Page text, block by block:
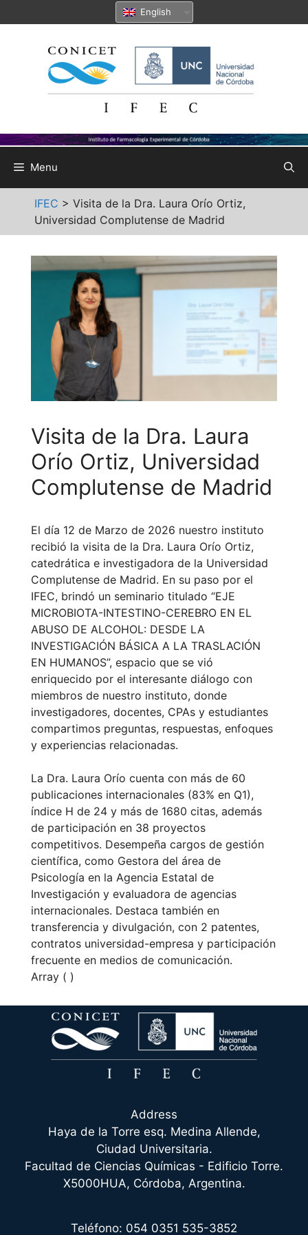
to
English
Menu
IFEC > Visita de la Dra. Laura Orío Ortiz,
Universidad Complutense de Madrid
Visita de la Dra. Laura
Orío Ortiz, Universidad
Complutense de Madrid
El día 12 de Marzo de 2026 nuestro instituto
recibió la visita de la Dra. Laura Orío Ortiz,
catedrática e investigadora de la Universidad
Complutense de Madrid. En su paso por el
IFEC, brindó un seminario titulado “EJE
MICROBIOTA-INTESTINO-CEREBRO EN EL
ABUSO DE ALCOHOL: DESDE LA
INVESTIGACIÓN BÁSICA A LA TRASLACIÓN
EN HUMANOS”, espacio que se vió
enriquecido por el interesante diálogo con
miembros de nuestro instituto, donde
investigadores, docentes, CPAs y estudiantes
compartimos preguntas, respuestas, enfoques
y experiencias relacionadas.
La Dra. Laura Orío cuenta con más de 60
publicaciones internacionales (83% en Q1),
índice H de 24 y más de 1680 citas, además
de participación en 38 proyectos
competitivos. Desempeña cargos de gestión
científica, como Gestora del área de
Psicología en la Agencia Estatal de
Investigación y evaluadora de agencias
internacionales. Destaca también en
transferencia y divulgación, con 2 patentes,
contratos universidad-empresa y participación
frecuente en medios de comunicación.
Array ( )
Address
Haya de la Torre esq. Medina Allende,
Ciudad Universitaria.
Facultad de Ciencias Químicas - Edificio Torre.
X5000HUA, Córdoba, Argentina.
Teléfono: 054 0351 535-3852